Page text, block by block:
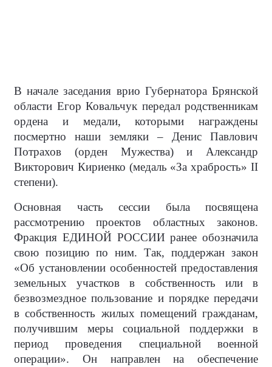
В начале заседания врио Губернатора Брянской
области Егор Ковальчук передал родственникам
ордена и медали, которыми награждены
посмертно наши земляки – Денис Павлович
Потрахов (орден Мужества) и Александр
Викторович Кириенко (медаль «За храбрость» II
степени).
Основная часть сессии была посвящена
рассмотрению проектов областных законов.
Фракция ЕДИНОЙ РОССИИ ранее обозначила
свою позицию по ним. Так, поддержан закон
«Об установлении особенностей предоставления
земельных участков в собственность или в
безвозмездное пользование и порядке передачи
в собственность жилых помещений гражданам,
получившим меры социальной поддержки в
период проведения специальной военной
операции». Он направлен на обеспечение